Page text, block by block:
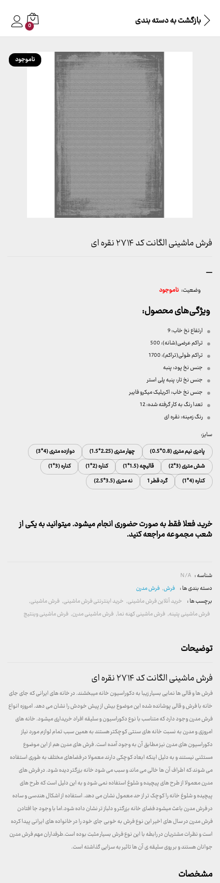
بازگشت بهدسته بندی 0
ناموجود
فرش ماشینی الگانت کد ۲۷۱۴ نقره ای
–محدوده
قیمت:
699,000 تومان
تا
19,999,000 تومان
وضعیت: ناموجود
ویژگی‌های محصول:
ارتفاع نخ خاب:9
تراکم عرضی(شانه):500
تراکم طولی(تراکم): 1700
جنس نخ پود:پنبه
جنس نخ تار:پنبه پلی استر
جنس نخ خاب:اکریلیک میکرو فایبر
تعدا رنگ به کار گرفته شده:12
رنگ زمینه: نقره ای
سایز:
پادری نیم متری (0.8*0.5)
چهار متری (2.25*1.5)
دوازده متری (4*3)
شش متری (3*2)
قالیچه (1.5*1) کناره (2*1)
کناره (3*1)
کناره (4*1)
گرد قطر 1 نه متری (3.5*2.5)
خرید فعلا فقط به صورت حضوری انجام میشود. میتوانید به یکی از
شعب مجموعه مراجعه کنید.
شناسه : N/A
دسته بندی ها : فرش, فرش مدرن
برچسب ها : خرید آنلاین فرش ماشینی, خرید اینترنتی فرش ماشینی, فرش ماشینی,
فرش ماشینی پتینه, فرش ماشینی کهنه نما, فرش ماشینی مدرن, فرش ماشینی وینتیج
توضیحات
فرش ماشینی الگانت کد ۲۷۱۴ نقره ای
فرش ها و قالی ها نمایی بسیار زیبا به دکوراسیون خانه میبخشند. در خانه های ایرانی که جای جای
خانه با فرش و قالی پوشانده شده این موضوع بیش از پیش خودش را نشان می دهد. امروزه انواع
فرش مدرن وجود دارد که متناسب با نوع دکوراسیون و سلیقه افراد خریداری میشود. خانه های
امروزی و مدرن به نسبت خانه های سنتی کوچکتر هستند به همین سبب تمام لوازم مورد نیاز
دکوراسیون های مدرن نیز مطابق آن به وجود آمده است. فرش های مدرن هم از این موضوع
مستثنی نیستند و به دلیل اینکه ابعاد کوچکی دارند معمولا در فضاهای مختلف به طوری استفاده
می شوند که اطراف آن ها خالی می ماند و سبب می شود خانه بزرگتر دیده شود. در فرش های
مدرن معمولا از طرح های پیچیده و شلوغ استفاده نمی شود و به این دلیل است که طرح های
پیچیده و شلوغ خانه را کوچک تر از حد معمول نشان می دهد. استفاده از اشکال هندسی و ساده
در فرش مدرن باعث میشود فضای خانه بزرگتر و دلباز تر نشان داده شود.اما با وجود جا افتادن
فرش مدرن در سال های اخیر این نوع فرش به خوبی جای خود را در خانواده های ایرانی پیدا کرده
است و نظرات مشتریان در رابطه با این نوع فرش بسیار مثبت بوده است.طرفداران مهم فرش مدرن
جوانان هستند و بر روی سلیقه ی آن ها تاثیر به سزایی گذاشته است.
مشخصات